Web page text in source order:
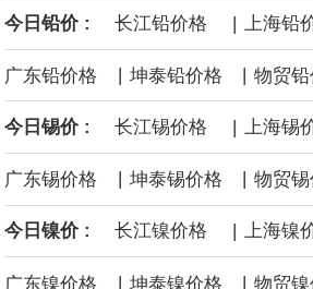
7.22%；累计销量41.22万辆，去年
10.38%。发动机产品（含福康）本
19422台；本年累计销量18.71万台
比增22.08%。
今日铅价 : 长江铅价格 | 上海铅
广东铅价格 坤泰铅价格 物贸
今日锡价 : 长江锡价格 | 上海锡
广东锡价格 坤泰锡价格 物贸
今日镍价 : 长江镍价格 | 上海镍
广东镍价格 | 坤泰镍价格 | 物贸